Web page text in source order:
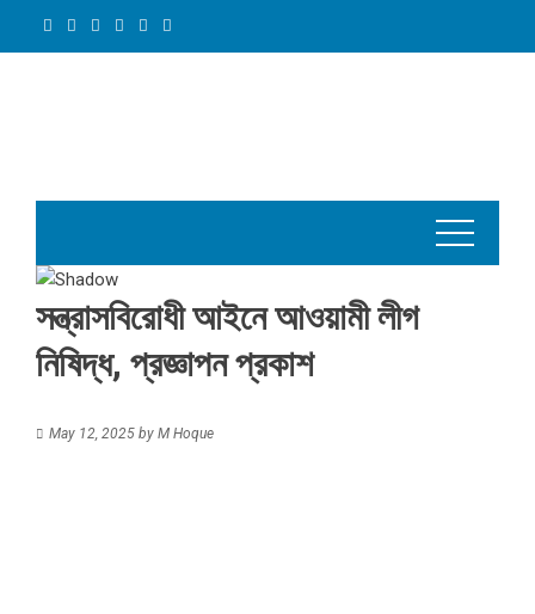
সন্ত্রাসবিরোধী আইনে আওয়ামী লীগ
নিষিদ্ধ, প্রজ্ঞাপন প্রকাশ
May 12, 2025 by M Hoque